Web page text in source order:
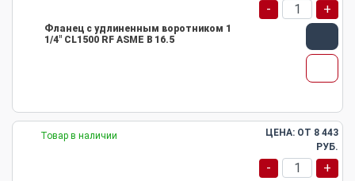
Фланец с удлиненным воротником 1
1/4" CL1500 RF ASME B 16.5
- +
Товар в наличии ЦЕНА: ОТ 8 443
РУБ.
- +